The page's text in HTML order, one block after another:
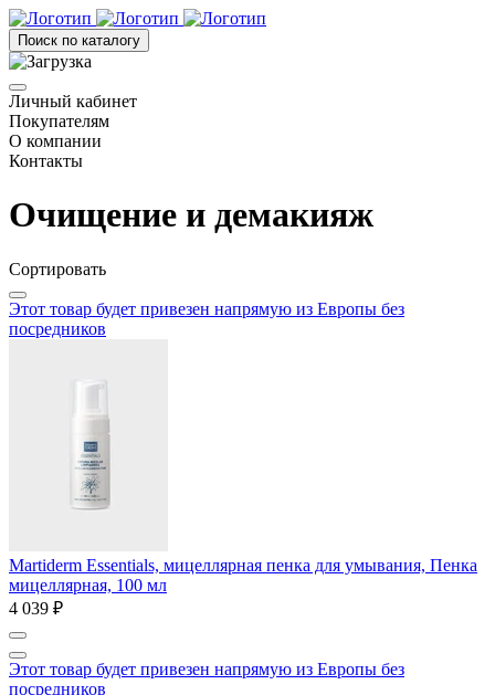
Поиск по каталогу
Личный кабинет
Покупателям
О компании
Контакты
Очищение и демакияж
Сортировать
Этот товар будет привезен напрямую из Европы без
посредников
Martiderm Essentials, мицеллярная пенка для умывания, Пенка
мицеллярная, 100 мл
4 039 ₽
Этот товар будет привезен напрямую из Европы без
посредников